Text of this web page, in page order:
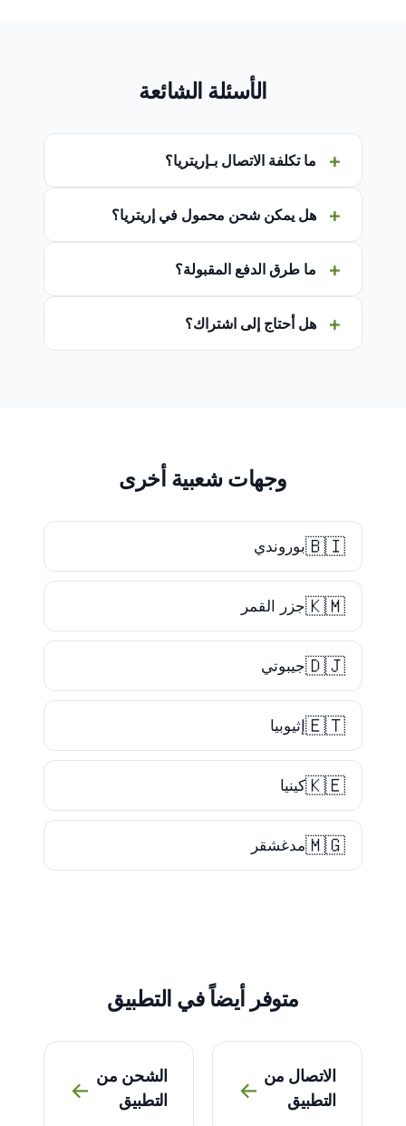
الأسئلة الشائعة
ما تكلفة الاتصال بـإريتريا؟
هل يمكن شحن محمول في إريتريا؟
ما طرق الدفع المقبولة؟
هل أحتاج إلى اشتراك؟
وجهات شعبية أخرى
🇧🇮بوروندي
🇰🇲جزر القمر
🇩🇯جيبوتي
🇪🇹 إثيوبيا
🇰🇪كينيا
🇲🇬مدغشقر
متوفر أيضاً في التطبيق
الاتصال من
التطبيق
→
الشحن من
التطبيق
→